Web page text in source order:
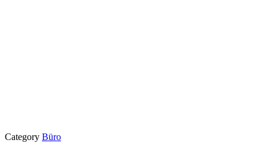
Category Büro